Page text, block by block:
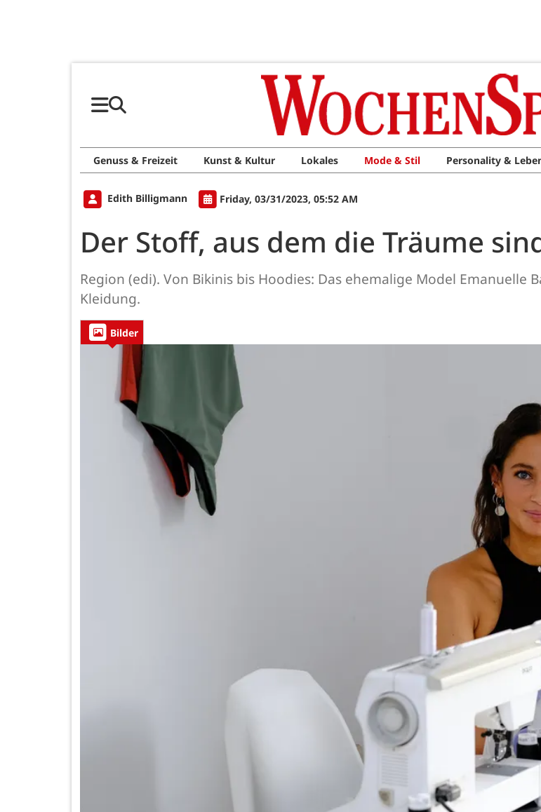
Genuss & Freizeit Kunst & Kultur Lokales Mode & Stil Personality &
Edith Billigmann Friday, 03/31/2023, 05:52 AM
Der Stoff, aus dem die Träume
Region (edi). Von Bikinis bis Hoodies: Das ehemalige Model
Kleidung.
Bilder